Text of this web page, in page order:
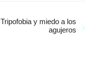
Tripofobia y miedo a los
agujeros